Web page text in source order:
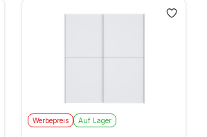
Werbepreis Auf Lager